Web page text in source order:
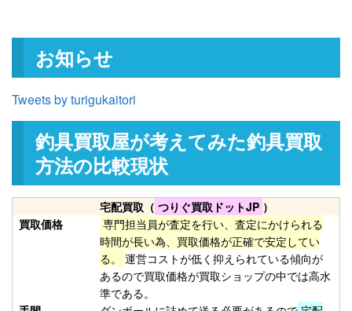
和竿 源竿師 名匠 十三 13尺 未使
釣具買取クーポンturi20260221-
04（2026/03/31迄）
27,000円
和竿 竿かづ へチ チヌ 7尺7寸 未
使用
釣具買取クーポンturi20260221-
05（2026/03/31迄）
10,500円
2026/02/21
Orvis オービス フライリール
CFO123 未使用
釣具買取クーポンturi20260214-
（2026/02/28迄）
27,000円
2026/02/14
Orvis オービス フライリール
CFO III 未使用
24,000円
2026/02/14
お知らせ
Tweets by turigukaitori
釣具買取屋が考えてみた釣具買取
方法の比較現状
宅配買取（ つりぐ買取ドットJP ）
買取価格
専門担当員が査定を行い、査定にかけられる
時間が長い為、買取価格が正確で安定してい
る。 運営コストが低く抑えられている傾向が
あるので買取価格が買取ショップの中では高水
準である。